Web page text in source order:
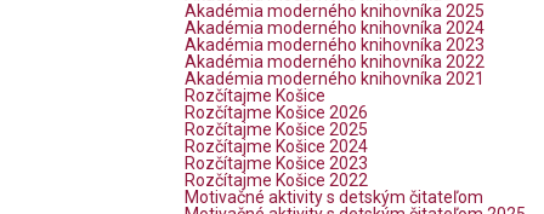
Akadémia moderného knihovníka 2025
Akadémia moderného knihovníka 2024
Akadémia moderného knihovníka 2023
Akadémia moderného knihovníka 2022
Akadémia moderného knihovníka 2021
Rozčítajme Košice
Rozčítajme Košice 2026
Rozčítajme Košice 2025
Rozčítajme Košice 2024
Rozčítajme Košice 2023
Rozčítajme Košice 2022
Motivačné aktivity s detským čitateľom